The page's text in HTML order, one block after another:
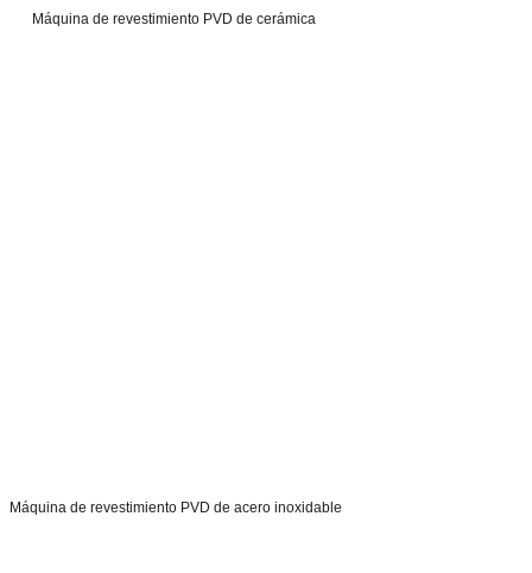
Máquina de revestimiento PVD de cerámica
Máquina de revestimiento PVD de acero inoxidable